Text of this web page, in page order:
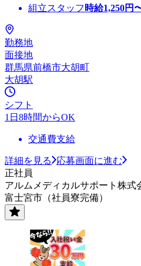
組立スタッフ 時給1,250円
勤務地
面接地
群馬県前橋市大胡町
大胡駅
シフト
1日8時間からOK
交通費支給
詳細を見る
応募画面に進む
正社員
アルムメディカルサポート株
富士宮市（社員寮完備）